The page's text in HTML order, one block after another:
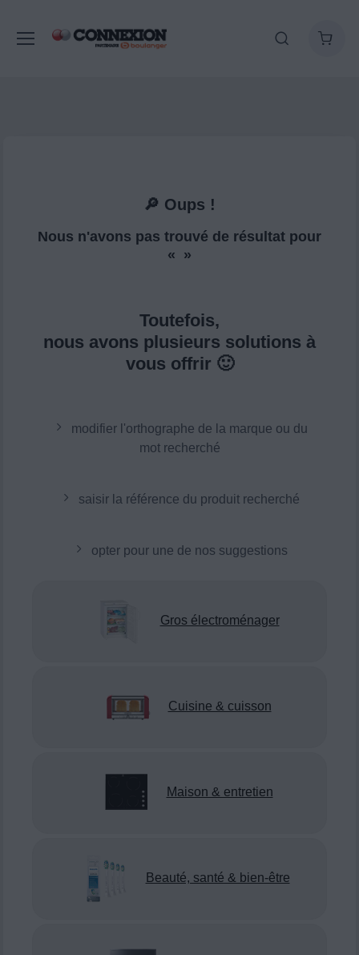
🔎 Oups !
Nous n'avons pas trouvé de résultat pour
« »
Toutefois,
nous avons plusieurs solutions à
vous offrir 🙂
modifier l'orthographe de la marque ou du
mot recherché
saisir la référence du produit recherché
opter pour une de nos suggestions
Gros électroménager
Cuisine & cuisson
Maison & entretien
Beauté, santé & bien-être